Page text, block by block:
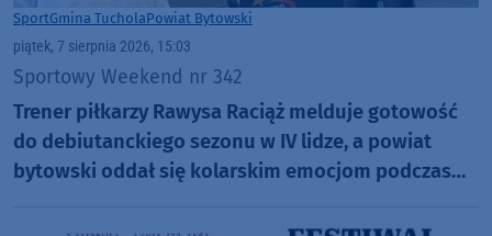
SportGmina TucholaPowiat Bytowski
piątek, 7 sierpnia 2026, 15:03
Sportowy Weekend nr 342
Trener piłkarzy Rawysa Raciąż melduje gotowość
do debiutanckiego sezonu w IV lidze, a powiat
bytowski oddał się kolarskim emocjom podczas